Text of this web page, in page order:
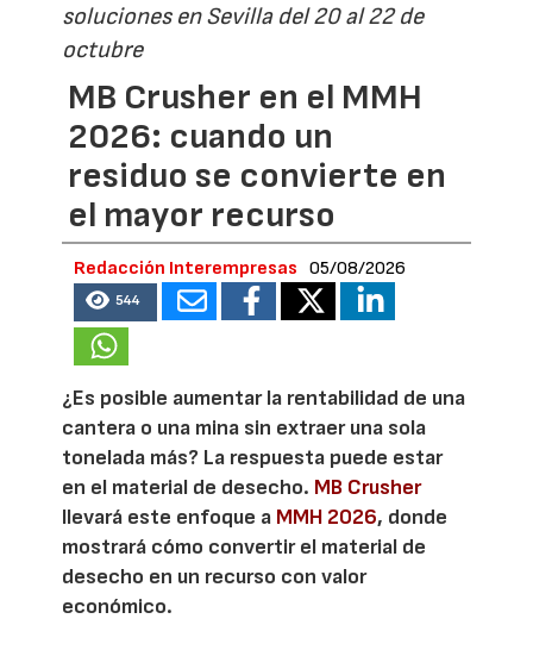
soluciones en Sevilla del 20 al 22 de
octubre
MB Crusher en el MMH
2026: cuando un
residuo se convierte en
el mayor recurso
Redacción Interempresas 05/08/2026
544
¿Es posible aumentar la rentabilidad de una
cantera o una mina sin extraer una sola
tonelada más? La respuesta puede estar
en el material de desecho. MB Crusher
llevará este enfoque a MMH 2026, donde
mostrará cómo convertir el material de
desecho en un recurso con valor
económico.